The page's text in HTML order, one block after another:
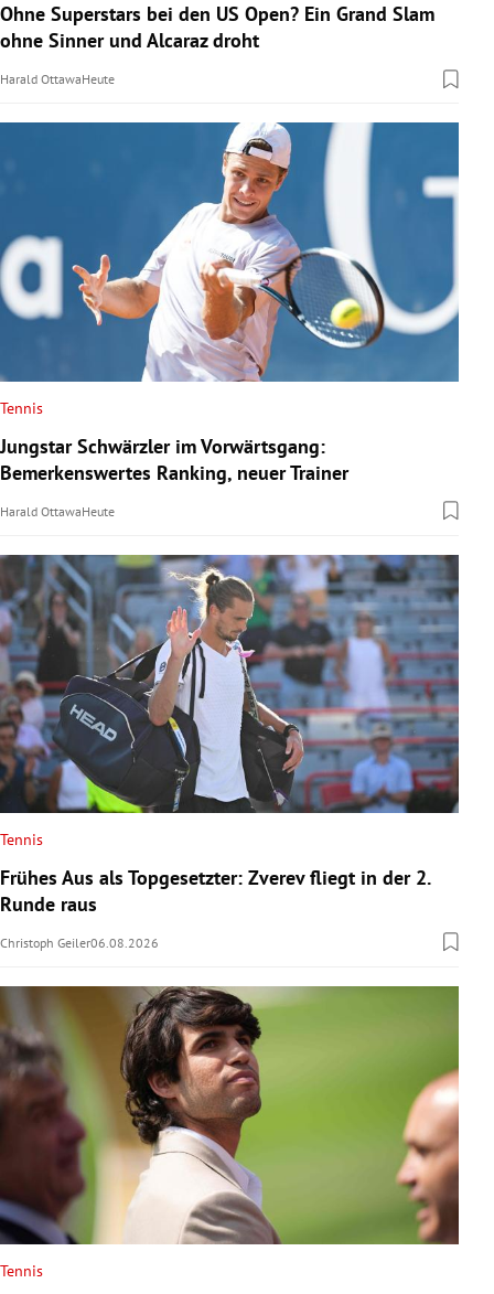
Ohne Superstars bei den US Open? Ein Grand Slam
ohne Sinner und Alcaraz droht
Harald OttawaHeute
Tennis
Jungstar Schwärzler im Vorwärtsgang:
Bemerkenswertes Ranking, neuer Trainer
Harald OttawaHeute
Tennis
Frühes Aus als Topgesetzter: Zverev fliegt in der 2.
Runde raus
Christoph Geiler06.08.2026
Tennis